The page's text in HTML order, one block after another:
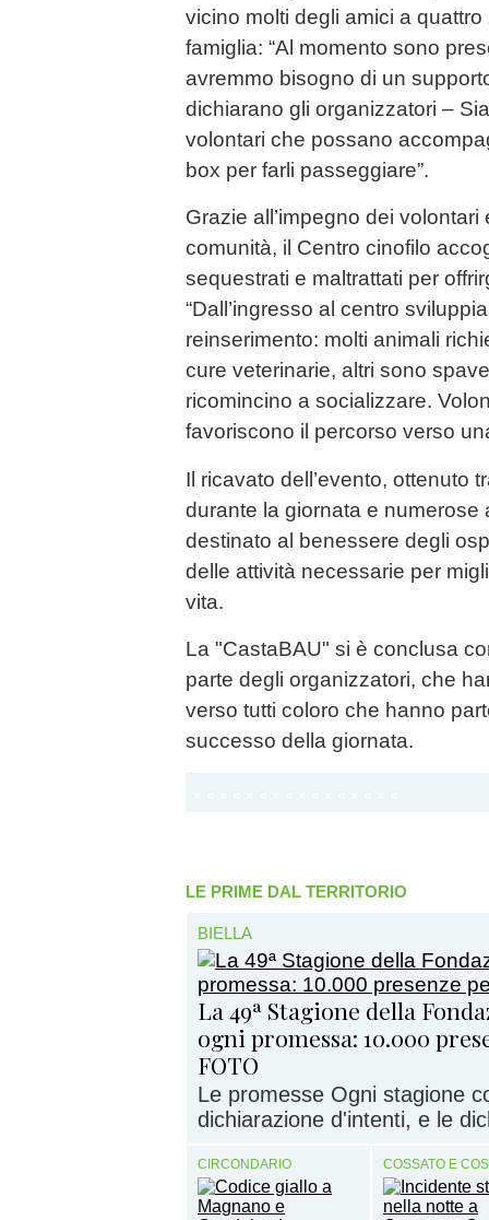
vicino molti degli amici a
famiglia: “Al momento sono
avremmo bisogno di un
dichiarano gli organizzatori –
volontari che possano
box per farli passeggiare”.
Grazie all’impegno dei
comunità, il Centro cinofilo
sequestrati e maltrattati per
“Dall’ingresso al centro
reinserimento: molti animali
cure veterinarie, altri sono
ricomincino a socializzare.
favoriscono il percorso verso
Il ricavato dell’evento, ottenuto
durante la giornata e numerose
destinato al benessere degli
delle attività necessarie per
vita.
La "CastaBAU" si è conclusa
parte degli organizzatori, che
verso tutti coloro che hanno
successo della giornata.
LE PRIME DAL TERRITORIO
BIELLA
La 49ª Stagione della
ogni promessa: 10.000
FOTO
Le promesse Ogni stagione
dichiarazione d'intenti, e le
CIRCONDARIO COSSATO E